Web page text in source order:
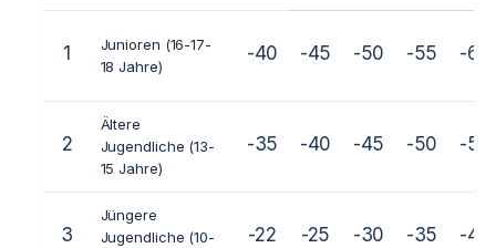
1
Junioren (16-17-
18 Jahre)
-40 -45 -50 -55 -60
2
Ältere
Jugendliche (13-
15 Jahre)
-35 -40 -45 -50 -50
3
Jüngere
Jugendliche (10-
-22 -25 -30 -35 -40